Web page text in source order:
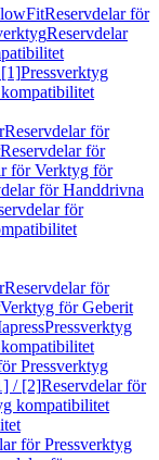
Reservdelar för
Reservdelar
[1]Pressverktyg
Reservdelar för
Reservdelar för
för Verktyg för
för Handdrivna
för
Reservdelar för
Verktyg för Geberit
Pressverktyg
Pressverktyg
/ [2]Reservdelar för
kompatibilitet
för Pressverktyg